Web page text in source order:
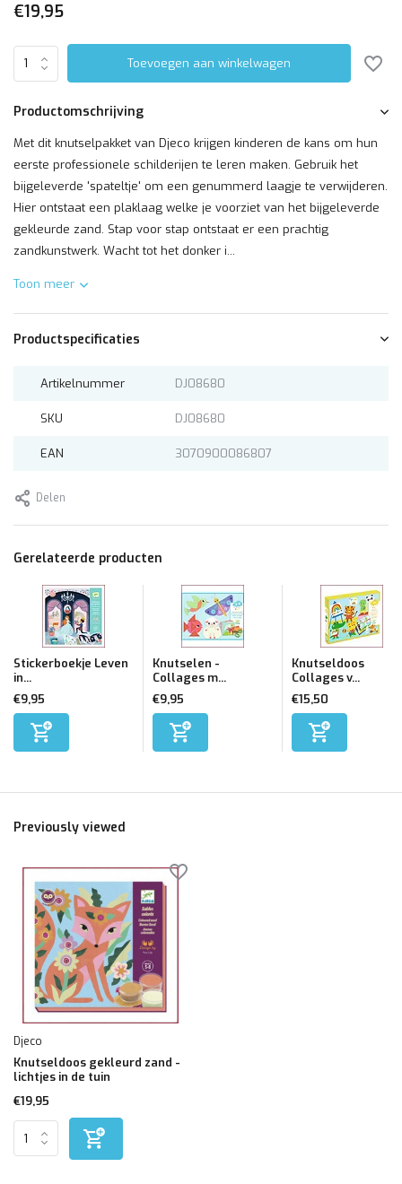
€19,95
Toevoegen aan winkelwagen
Productomschrijving
Met dit knutselpakket van Djeco krijgen kinderen de kans om hun
eerste professionele schilderijen te leren maken. Gebruik het
bijgeleverde 'spateltje' om een genummerd laagje te verwijderen.
Hier ontstaat een plaklaag welke je voorziet van het bijgeleverde
gekleurde zand. Stap voor stap ontstaat er een prachtig
zandkunstwerk. Wacht tot het donker i...
Toon meer
Productspecificaties
Artikelnummer DJ08680
SKU DJ08680
EAN 3070900086807
Delen
Gerelateerde producten
Stickerboekje Leven
in...
€9,95
Knutselen -
Collages m...
€9,95
Knutseldoos
Collages v...
€15,50
Previously viewed
Djeco
Knutseldoos gekleurd zand -
lichtjes in de tuin
€19,95